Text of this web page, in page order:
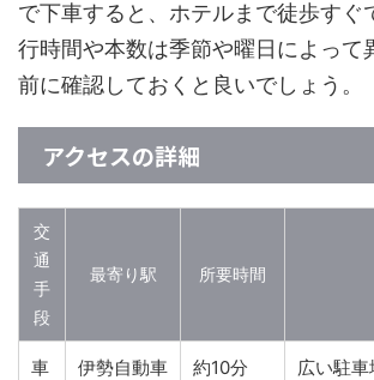
で下車すると、ホテルまで徒歩すぐ
行時間や本数は季節や曜日によって
前に確認しておくと良いでしょう。
アクセスの詳細
交
通
手
段
最寄り駅 所要時間
車
伊勢自動車
約10分 広い駐車